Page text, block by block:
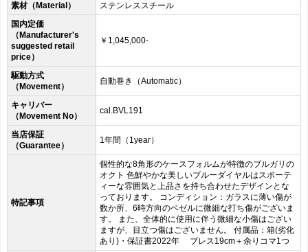
素材（Material）
ステンレススチール
国内定価
（Manufacturer's
suggested retail
price）
￥1,045,000-
駆動方式
（Movement）
自動巻き（Automatic）
キャリバー
（Movement No）
cal.BVL191
当店保証
（Guarantee）
1年間（1year）
特記事項
個性的な8角形のケースフォルムが特徴のブルガリの
オクト 色鮮やかな美しいブルーダイヤルはスポーテ
ィーな雰囲気と上品さを持ち合わせたデザインとな
っております。 コンディション：ガラスに薄い傷が
数か所、6時方向のベゼルに微細な打ち傷がございま
す。 また、全体的に使用に伴う微細な小傷はござい
ますが、目立つ傷はございません。 付属品：箱(劣化
あり)・保証書2022年 ブレス19cm＋余りコマ1つ